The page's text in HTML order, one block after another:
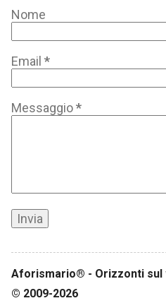
Nome
Email *
Messaggio*
Aforismario® - Orizzonti sul
© 2009-2026